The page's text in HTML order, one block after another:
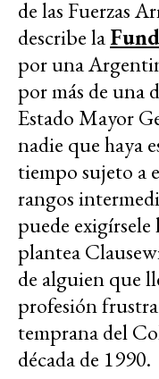
de las Fuerzas
describe la
por una
por más de una
Estado Mayor
nadie que haya
tiempo sujeto a
rangos
puede
plantea
de alguien que
profesión
temprana del
década de 1990.